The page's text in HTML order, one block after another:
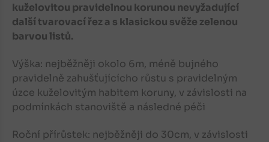
kuželovitou pravidelnou korunou nevyžadující
další tvarovací řez a s klasickou svěže zelenou
barvou listů.
Výška: nejběžněji okolo 6m, méně bujného
pravidelně zahušťujícícho růstu s pravidelným
úzce kuželovitým habitem koruny, v závislosti na
podmínkách stanoviště a následné péči
Roční přírůstek: nejběžněji do 30cm, v závislosti